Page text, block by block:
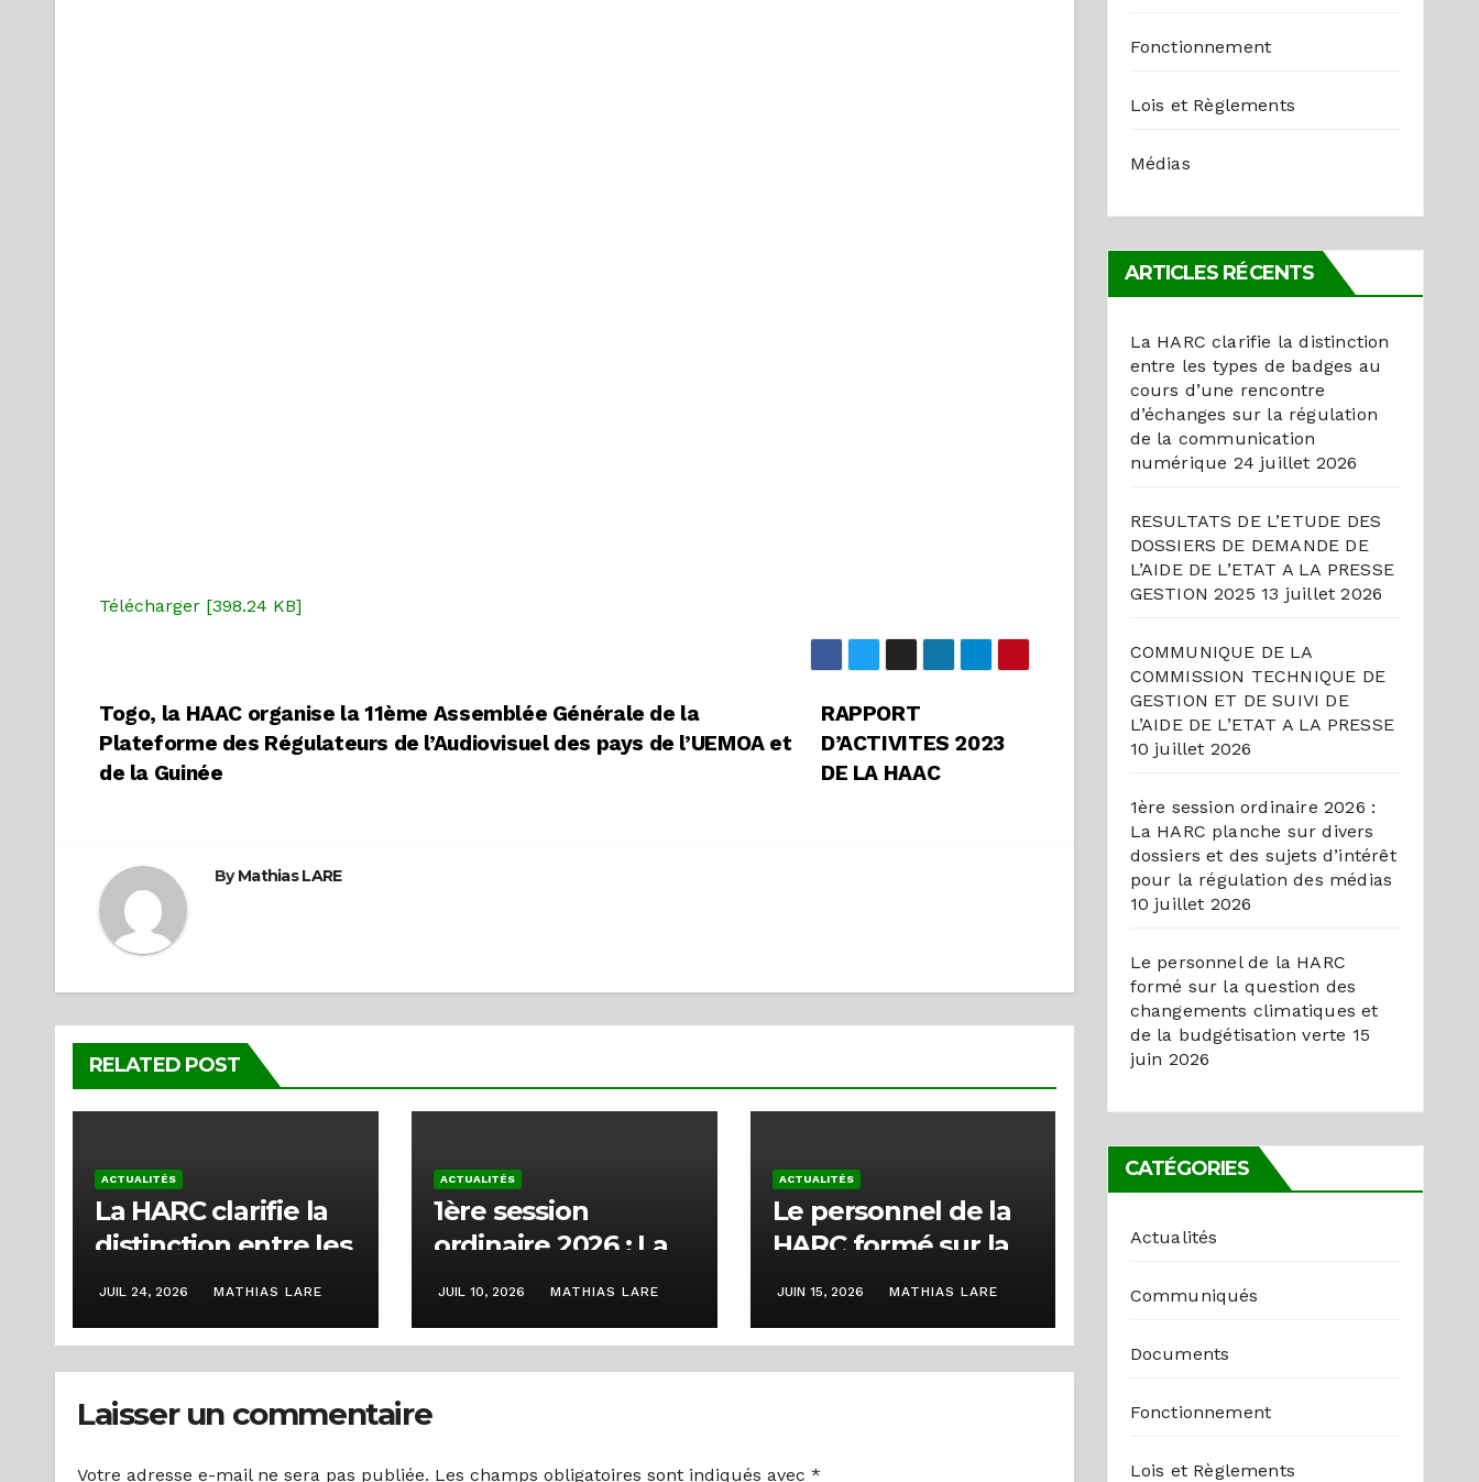
Télécharger [398.24 KB]
Navigation
de
RAPPORT
D’ACTIVITES 2023
DE LA HAAC
Togo, la HAAC organise la 11ème Assemblée Générale de la
Plateforme des Régulateurs de l’Audiovisuel des pays de l’UEMOA et
de la Guinée
ByMathias LARE
RELATED POST
ACTUALITÉS
La HARC clarifie la
distinction entre les
types de badges au
rencontre
d’échanges sur la
régulation de la
JUIL 24, 2026 MATHIAS LARE
ACTUALITÉS
1ère session
ordinaire 2026 : La
HARC planche sur
des sujets d’intérêt
pour la régulation
JUIL 10, 2026 MATHIAS LARE
ACTUALITÉS
Le personnel de la
HARC formé sur la
question des
climatiques et de la
budgétisation verte
JUIN 15, 2026 MATHIAS LARE
Laisser un commentaire
Votre adresse e-mail ne sera pas publiée. Les champs obligatoires sont indiqués avec *
Fonctionnement
Lois et Règlements
Médias
ARTICLES RÉCENTS
La HARC clarifie la distinction
entre les types de badges au
cours d’une rencontre
d’échanges sur la régulation
de la communication
numérique 24 juillet 2026
RESULTATS DE L’ETUDE DES
DOSSIERS DE DEMANDE DE
L’AIDE DE L’ETAT A LA PRESSE
GESTION 2025 13 juillet 2026
COMMUNIQUE DE LA
COMMISSION TECHNIQUE DE
GESTION ET DE SUIVI DE
L’AIDE DE L’ETAT A LA PRESSE
10 juillet 2026
1ère session ordinaire 2026 :
La HARC planche sur divers
dossiers et des sujets d’intérêt
pour la régulation des médias
10 juillet 2026
Le personnel de la HARC
formé sur la question des
changements climatiques et
de la budgétisation verte 15
juin 2026
CATÉGORIES
Actualités
Communiqués
Documents
Fonctionnement
Lois et Règlements